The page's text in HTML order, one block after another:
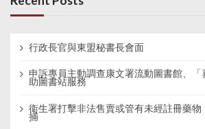
行政長官與東盟秘書長會面
申訴專員主動調查康文署流動圖書館、「
助圖書站服務
衞生署打擊非法售賣或管有未經註冊藥物
捕